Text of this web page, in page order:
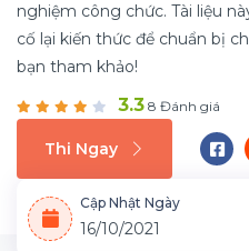
nghiệm công chức. Tài liệu
cố lại kiến thức để chuẩn bị
bạn tham khảo!
3.3 8 Đánh giá
Thi Ngay
Cập Nhật Ngày
16/10/2021